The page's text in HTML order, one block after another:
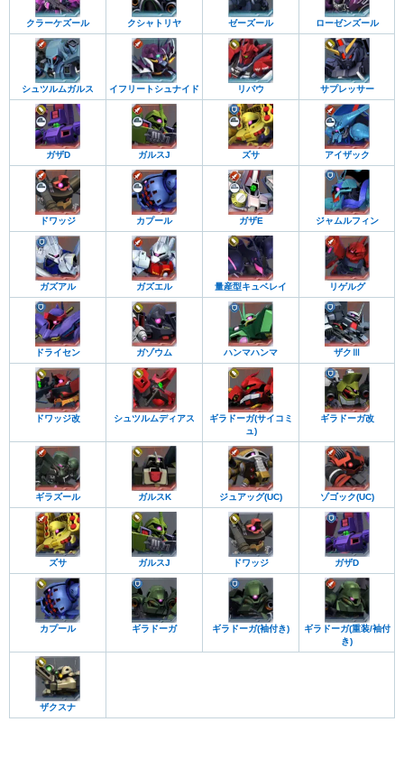
鉄血のオルフェンズ MSV
SDガンダム外伝 ジークジオン編
SDガンダムワールド 三国創傑伝
SDコマンド戦記 G-ARMS
SD戦国伝 武者七人衆編
ラクロアンヒーローズ
お台場ユニコーン立像
クラーケズール クシャトリヤ ゼーズール ローゼンズール
シュツルムガルス イフリートシュナイド リバウ サプレッサー
ガザD ガルスJ ズサ アイザック
ドワッジ カプール ガザE ジャムルフィン
ガズアル ガズエル 量産型キュベレイ リゲルグ
ドライセン ガゾウム ハンマハンマ ザクⅢ
ドワッジ改 シュツルムディアス
ギラドーガ(サイコミ
ュ)
ギラドーガ改
ギラズール ガルスK ジュアッグ(UC) ゾゴック(UC)
ズサ ガルスJ ドワッジ ガザD
カプール ギラドーガ ギラドーガ(袖付き)
ギラドーガ(重装/袖付
き)
ザクスナ